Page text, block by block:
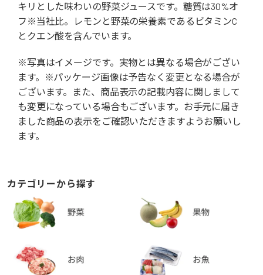
キリとした味わいの野菜ジュースです。糖質は30%オ
フ※当社比。レモンと野菜の栄養素であるビタミンC
とクエン酸を含んでいます。
※写真はイメージです。実物とは異なる場合がござい
ます。※パッケージ画像は予告なく変更となる場合が
ございます。また、商品表示の記載内容に関しまして
も変更になっている場合もございます。お手元に届き
ました商品の表示をご確認いただきますようお願いし
ます。
カテゴリーから探す